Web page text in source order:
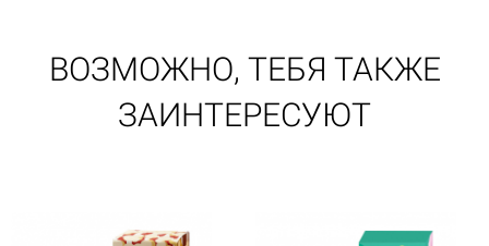
ВОЗМОЖНО, ТЕБЯ ТАКЖЕ
ЗАИНТЕРЕСУЮТ